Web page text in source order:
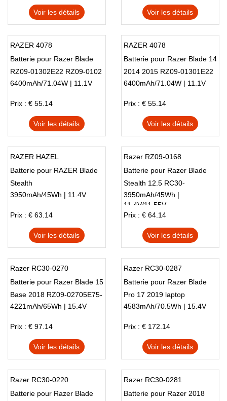
Voir les détails Voir les détails
RAZER 4078
Batterie pour Razer Blade
RZ09-01302E22 RZ09-0102
RZ09-01161 RZ09-
6400mAh/71.04W | 11.1V
Prix : € 55.14
Voir les détails
RAZER 4078
Batterie pour Razer Blade 14
2014 2015 RZ09-01301E22
RZ09-01161E31
6400mAh/71.04W | 11.1V
Prix : € 55.14
Voir les détails
RAZER HAZEL
Batterie pour RAZER Blade
Stealth
3950mAh/45Wh | 11.4V
Prix : € 63.14
Voir les détails
Razer RZ09-0168
Batterie pour Razer Blade
Stealth 12.5 RC30-
01962E53 RZ09-01682E24
3950mAh/45Wh |
11.4V/11.55V
Prix : € 64.14
Voir les détails
Razer RC30-0270
Batterie pour Razer Blade 15
Base 2018 RZ09-02705E75-
R3U1
4221mAh/65Wh | 15.4V
Prix : € 97.14
Voir les détails
Razer RC30-0287
Batterie pour Razer Blade
Pro 17 2019 laptop
4583mAh/70.5Wh | 15.4V
Prix : € 172.14
Voir les détails
Razer RC30-0220
Batterie pour Razer Blade
Razer RC30-0281
Batterie pour Razer 2018